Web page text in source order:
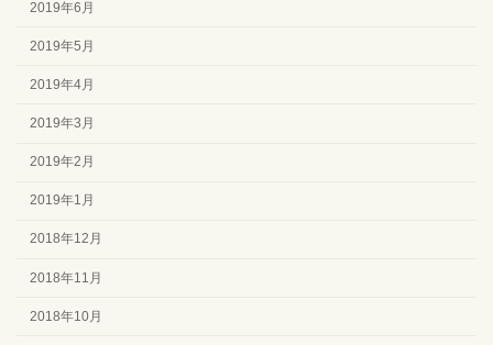
2019年6月
2019年5月
2019年4月
2019年3月
2019年2月
2019年1月
2018年12月
2018年11月
2018年10月